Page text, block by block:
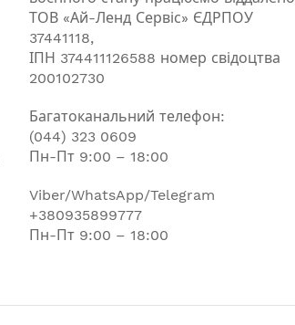
ТОВ «Ай-Ленд Сервіс» ЄДРПОУ
37441118,
ІПН 374411126588 номер свідоцтва
200102730
Багатоканальний телефон:
(044) 323 0609
Пн-Пт 9:00 – 18:00
Viber/WhatsApp/Telegram
+380935899777
Пн-Пт 9:00 – 18:00